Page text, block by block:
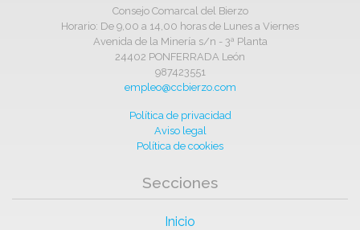
Consejo Comarcal del Bierzo
Horario: De 9,00 a 14,00 horas de Lunes a Viernes
Avenida de la Minería s/n - 3ª Planta
24402 PONFERRADA León
987423551
empleo@ccbierzo.com
Política de privacidad
Aviso legal
Política de cookies
Secciones
Inicio